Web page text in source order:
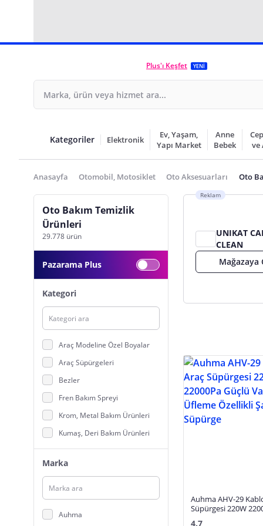
Plus'ı Keşfet YENİ
Kategoriler Elektronik
Ev, Yaşam,
Yapı Market
Anne
Bebek
ve
Anasayfa Otomobil, Motosiklet Oto Aksesuarları Oto
Oto Bakım Temizlik
Ürünleri
29.778 ürün
Pazarama Plus
Kategori
Araç Modeline Özel Boyalar
Araç Süpürgeleri
Bezler
Fren Bakım Spreyi
Krom, Metal Bakım Ürünleri
Kumaş, Deri Bakım Ürünleri
Motor Temizleyici ve Bakım Ürünleri
NANO Koruyucular
Oto Bakım Paketleri
Marka
Auhma
Reklam
UNIKAT
CLEAN
Mağazaya
Auhma AHV-29
Süpürgesi 220W
4.7